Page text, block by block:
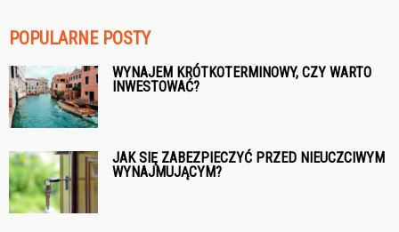
POPULARNE POSTY
WYNAJEM KRÓTKOTERMINOWY, CZY WARTO
INWESTOWAĆ?
JAK SIĘ ZABEZPIECZYĆ PRZED NIEUCZCIWYM
WYNAJMUJĄCYM?